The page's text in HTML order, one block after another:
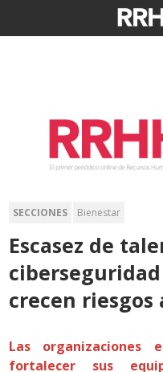
SECCIONES Bienestar
Escasez de
crecen riesgos
Las organizaciones
fortalecer sus